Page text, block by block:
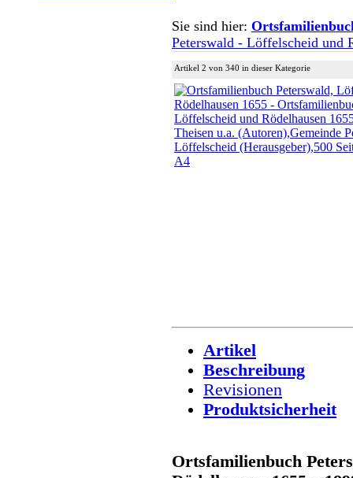
Sie sind hier:
Peterswald - Löffelscheid und
Artikel 2 von 340 in dieser Kategorie
Artikel
Beschreibung
Revisionen
Produktsicherheit
Ortsfamilienbuch